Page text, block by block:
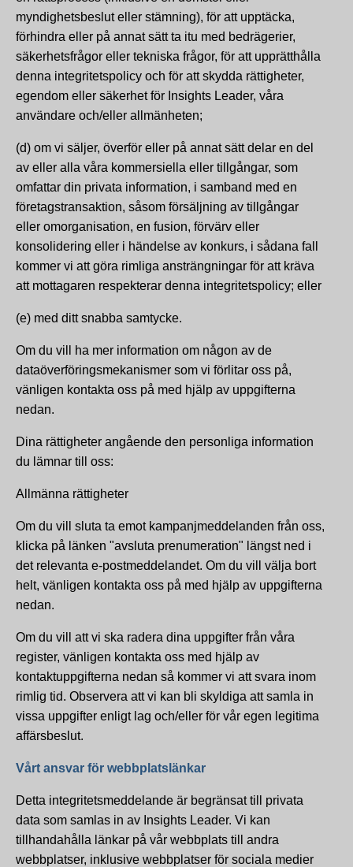
myndighetsbeslut eller stämning), för att upptäcka,
förhindra eller på annat sätt ta itu med bedrägerier,
säkerhetsfrågor eller tekniska frågor, för att upprätthålla
denna integritetspolicy och för att skydda rättigheter,
egendom eller säkerhet för Insights Leader, våra
användare och/eller allmänheten;
(d) om vi säljer, överför eller på annat sätt delar en del
av eller alla våra kommersiella eller tillgångar, som
omfattar din privata information, i samband med en
företagstransaktion, såsom försäljning av tillgångar
eller omorganisation, en fusion, förvärv eller
konsolidering eller i händelse av konkurs, i sådana fall
kommer vi att göra rimliga ansträngningar för att kräva
att mottagaren respekterar denna integritetspolicy; eller
(e) med ditt snabba samtycke.
Om du vill ha mer information om någon av de
dataöverföringsmekanismer som vi förlitar oss på,
vänligen kontakta oss på med hjälp av uppgifterna
nedan.
Dina rättigheter angående den personliga information
du lämnar till oss:
Allmänna rättigheter
Om du vill sluta ta emot kampanjmeddelanden från oss,
klicka på länken "avsluta prenumeration" längst ned i
det relevanta e-postmeddelandet. Om du vill välja bort
helt, vänligen kontakta oss på med hjälp av uppgifterna
nedan.
Om du vill att vi ska radera dina uppgifter från våra
register, vänligen kontakta oss med hjälp av
kontaktuppgifterna nedan så kommer vi att svara inom
rimlig tid. Observera att vi kan bli skyldiga att samla in
vissa uppgifter enligt lag och/eller för vår egen legitima
affärsbeslut.
Vårt ansvar för webbplatslänkar
Detta integritetsmeddelande är begränsat till privata
data som samlas in av Insights Leader. Vi kan
tillhandahålla länkar på vår webbplats till andra
webbplatser, inklusive webbplatser för sociala medier